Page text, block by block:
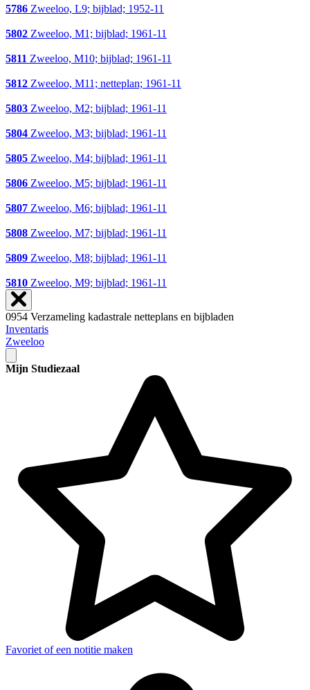
5786 Zweeloo, L9; bijblad; 1952-11
5802 Zweeloo, M1; bijblad; 1961-11
5811 Zweeloo, M10; bijblad; 1961-11
5812 Zweeloo, M11; netteplan; 1961-11
5803 Zweeloo, M2; bijblad; 1961-11
5804 Zweeloo, M3; bijblad; 1961-11
5805 Zweeloo, M4; bijblad; 1961-11
5806 Zweeloo, M5; bijblad; 1961-11
5807 Zweeloo, M6; bijblad; 1961-11
5808 Zweeloo, M7; bijblad; 1961-11
5809 Zweeloo, M8; bijblad; 1961-11
5810 Zweeloo, M9; bijblad; 1961-11
0954 Verzameling kadastrale netteplans en bijbladen
Inventaris
Zweeloo
Mijn Studiezaal
Favoriet of een notitie maken